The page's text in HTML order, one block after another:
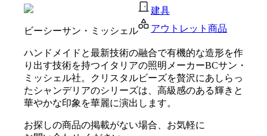
建具
アウトレット商品
ビーシーサン・ミッシェル
ハンドメイドと最新技術の融合で有機的な造形を作
り出す技術を持つイタリアの照明メーカーBCサン・
ミッシェル社。クリスタルビーズを贅沢にあしらっ
たシャンデリアのシリーズは、高級感のある輝きと
華やかな印象を華麗に演出します。
お探しの商品の掲載がない場合、お気軽に